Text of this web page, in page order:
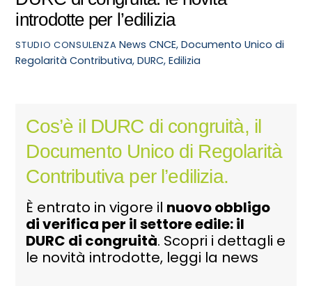
introdotte per l’edilizia
STUDIO CONSULENZA News CNCE,Documento Unico di
Regolarità Contributiva,DURC,Edilizia
Cos’è il DURC di congruità, il
Documento Unico di Regolarità
Contributiva per l’edilizia.
È entrato in vigore il nuovo obbligo
di verifica per il settore edile: il
DURC di congruità. Scopri i dettagli e
le novità introdotte, leggi la news